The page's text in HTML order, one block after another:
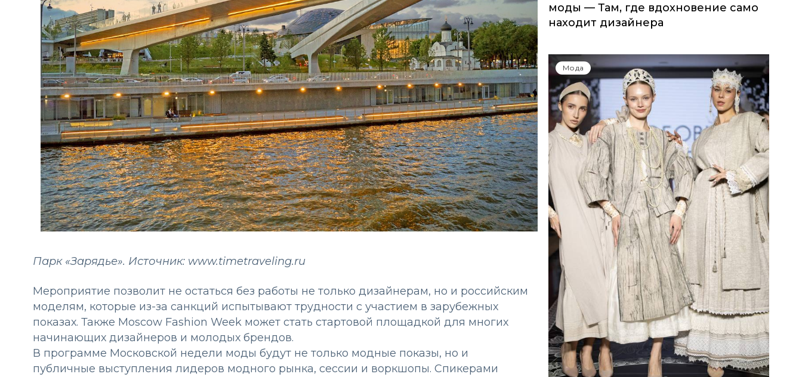
Парк «Зарядье». Источник: www.timetraveling.ru
Мероприятие позволит не остаться без работы не только дизайнерам, но и российским
моделям, которые из-за санкций испытывают трудности с участием в зарубежных
показах. Также Moscow Fashion Week может стать стартовой площадкой для многих
начинающих дизайнеров и молодых брендов.
В программе Московской недели моды будут не только модные показы, но и
публичные выступления лидеров модного рынка, сессии и воркшопы. Спикерами
моды — Там, где вдохновение само
находит дизайнера
Мода